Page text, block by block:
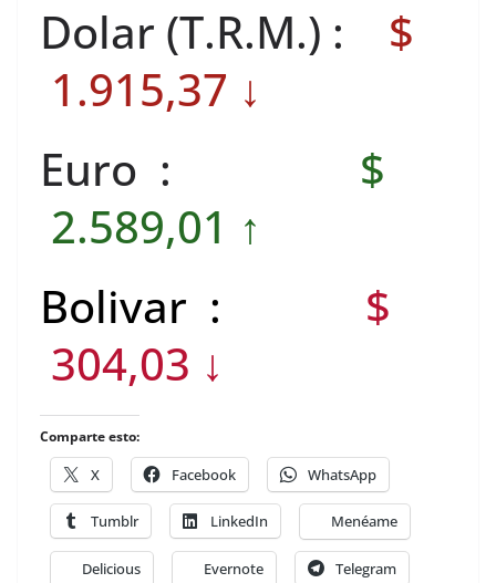
Dolar (T.R.M.) :
$
1.915,37 ↓
Euro : $
2.589,01 ↑
Bolivar :
$
304,03 ↓
Comparte esto:
X Facebook WhatsApp
Tumblr LinkedIn Menéame
Delicious Evernote Telegram